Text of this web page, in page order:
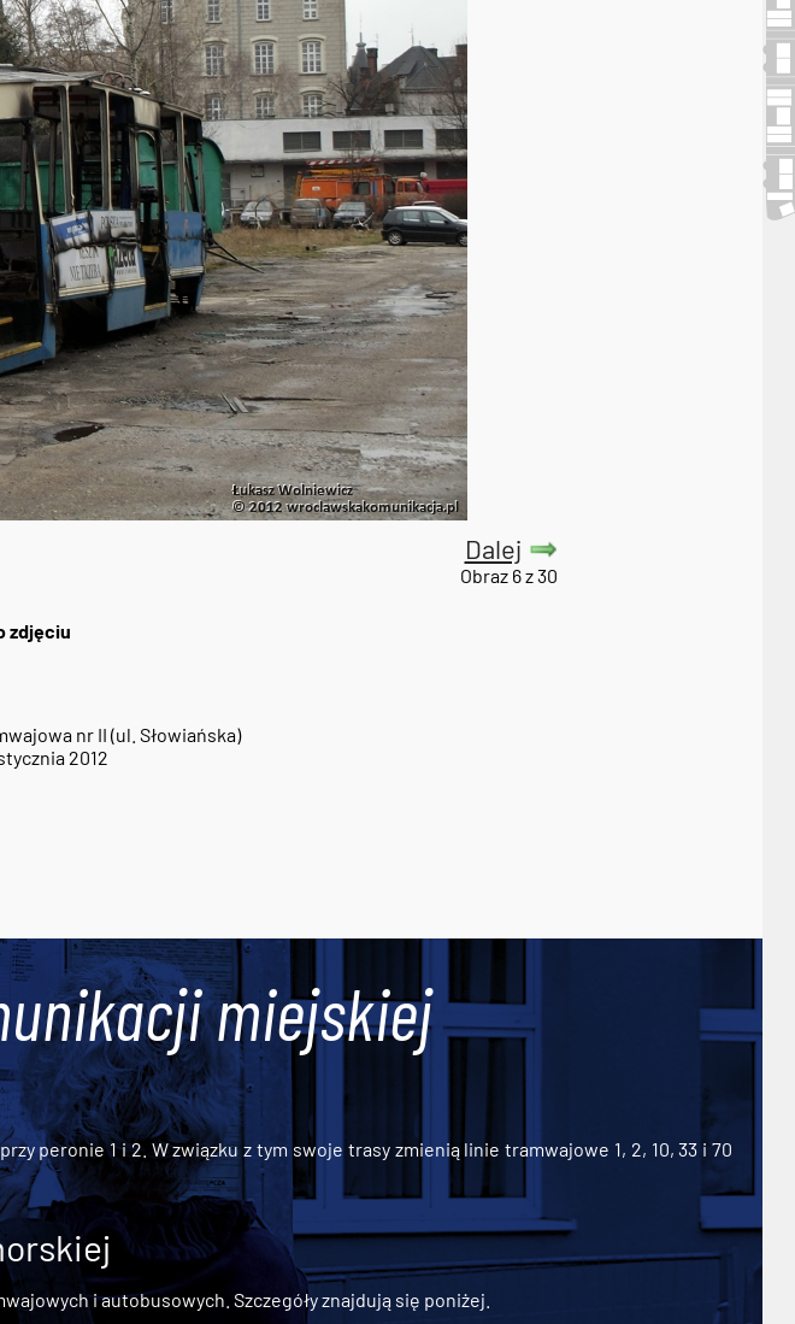
Dalej
Obraz 6 z 30
zdjęciu
nr II (ul. Słowiańska)
2012
miejskiej
peronie 1 i 2. W związku z tym swoje trasy zmienią linie tramwajowe 1, 2, 10, 33 i 70
i autobusowych. Szczegóły znajdują się poniżej.